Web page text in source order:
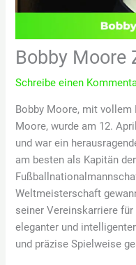
Bobby Moore
Schreibe einen
Bobby Moore, mit vollem
Moore, wurde am 12.
und war ein
am besten als Kapitän
Weltmeisterschaft
seiner Vereinskarriere
eleganter und
und präzise Spielweise